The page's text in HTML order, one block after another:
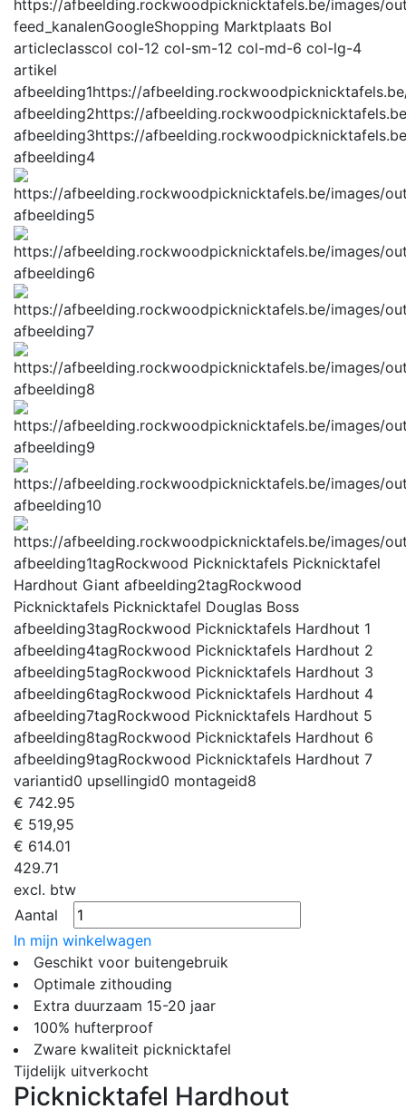
feed_kanalenGoogleShopping Marktplaats Bol
articleclasscol col-12 col-sm-12 col-md-6 col-lg-4
artikel
afbeelding1https://
afbeelding2https://
afbeelding3https://
afbeelding4
afbeelding5
afbeelding6
afbeelding7
afbeelding8
afbeelding9
afbeelding10
afbeelding1tagRockwood Picknicktafels Picknicktafel
Hardhout Giant afbeelding2tagRockwood
Picknicktafels Picknicktafel Douglas Boss
afbeelding3tagRockwood Picknicktafels Hardhout 1
afbeelding4tagRockwood Picknicktafels Hardhout 2
afbeelding5tagRockwood Picknicktafels Hardhout 3
afbeelding6tagRockwood Picknicktafels Hardhout 4
afbeelding7tagRockwood Picknicktafels Hardhout 5
afbeelding8tagRockwood Picknicktafels Hardhout 6
afbeelding9tagRockwood Picknicktafels Hardhout 7
variantid0 upsellingid0 montageid8
€ 742.95
€ 519,95
€ 614.01
429.71
excl. btw
Aantal
In mijn winkelwagen
Geschikt voor buitengebruik
Optimale zithouding
Extra duurzaam 15-20 jaar
100% hufterproof
Zware kwaliteit picknicktafel
Tijdelijk uitverkocht
Picknicktafel Hardhout